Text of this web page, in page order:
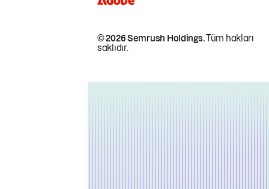
© 2026 Semrush Holdings.Tüm hakları
saklıdır.